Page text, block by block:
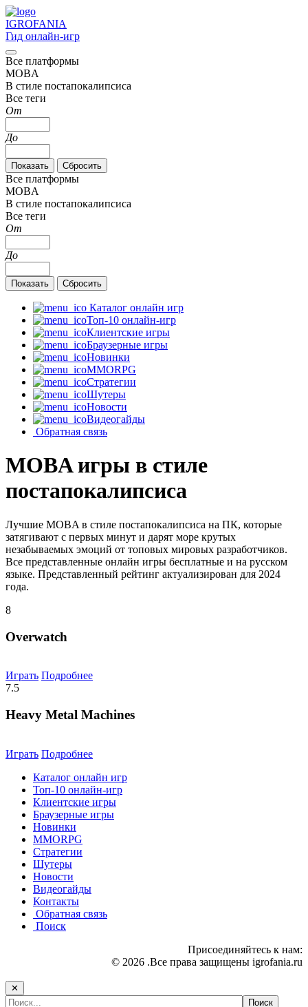
IGROFANIA
Гид онлайн-игр
Все платформы
MOBA
В стиле постапокалипсиса
Все теги
От
До
Все платформы
MOBA
В стиле постапокалипсиса
Все теги
От
До
Каталог онлайн игр
Топ-10 онлайн-игр
Клиентские игры
Браузерные игры
Новинки
MMORPG
Стратегии
Шутеры
Новости
Видеогайды
Обратная связь
MOBA игры в стиле
постапокалипсиса
Лучшие MOBA в стиле постапокалипсиса на ПК, которые
затягивают с первых минут и дарят море крутых
незабываемых эмоций от топовых мировых разработчиков.
Все представленные онлайн игры бесплатные и на русском
языке. Представленный рейтинг актуализирован для 2024
года.
8
Overwatch
Играть Подробнее
7.5
Heavy Metal Machines
Играть Подробнее
Каталог онлайн игр
Топ-10 онлайн-игр
Клиентские игры
Браузерные игры
Новинки
MMORPG
Стратегии
Шутеры
Новости
Видеогайды
Контакты
Обратная связь
Поиск
Присоединяйтесь к нам:
© 2026 .Все права защищены igrofania.ru
✕